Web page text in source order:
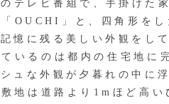
テレビ番組で、手掛けた
OUCHI」と、四角形を
憶に残る美しい外観をして
いるのは都内の住宅地に
ュな外観が夕暮れの中に
地は道路より1mほど高い